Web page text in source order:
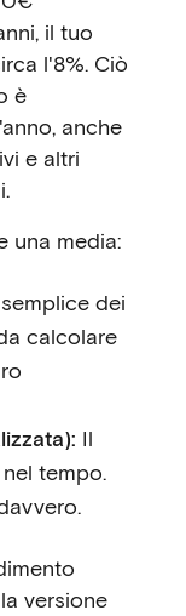
il tuo
l'8%. Ciò
è
anche
e altri
una media:
dei
calcolare
Il
tempo.
versione